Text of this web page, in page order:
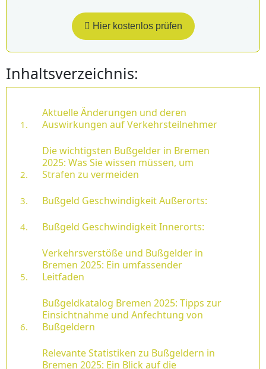
Hier kostenlos prüfen
Inhaltsverzeichnis:
Aktuelle Änderungen und deren
Auswirkungen auf Verkehrsteilnehmer
Die wichtigsten Bußgelder in Bremen
2025: Was Sie wissen müssen, um
Strafen zu vermeiden
Bußgeld Geschwindigkeit Außerorts:
Bußgeld Geschwindigkeit Innerorts:
Verkehrsverstöße und Bußgelder in
Bremen 2025: Ein umfassender
Leitfaden
Bußgeldkatalog Bremen 2025: Tipps zur
Einsichtnahme und Anfechtung von
Bußgeldern
Relevante Statistiken zu Bußgeldern in
Bremen 2025: Ein Blick auf die